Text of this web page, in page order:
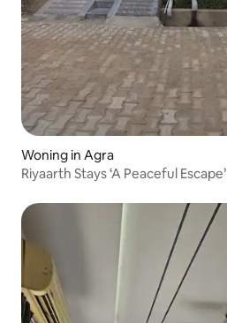
Woning in Agra
Riyaarth Stays ‘A Peaceful Escape’